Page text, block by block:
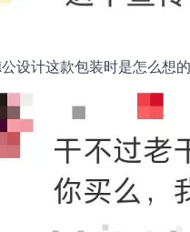
设计这款包装时是怎么想